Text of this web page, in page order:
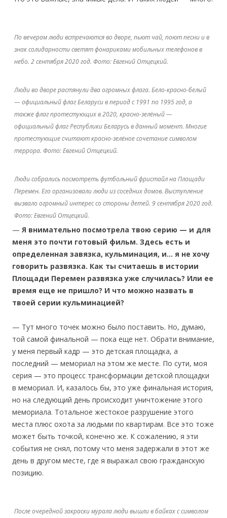
По вечерам люди встречаются во дворе, пьют чай, поют песни и в
знак солидарности светят фонариками мобильных телефонов в
небо. 2 сентября 2020 год. Фото: Евгений Отцецкий.
Люди во дворе растянули два огромных флага. Бело-красно-белый
— официальный флаг Беларуси в период с 1991 по 1995 год, а
также флаг протестующих в 2020, красно-зелёный —
официальный флаг Республики Беларусь в данный момент. Многие
протестующие считают красно-зелёное сочетание символом
террора. Фото: Евгений Отцецкий.
Люди собрались посмотреть футбольный фристайл на Площади
Перемен. Его организовали люди из соседних домов. Выступление
вызвало огромный интерес со стороны детей. 9 сентября 2020 год.
Фото: Евгений Отцецкий.
— Я внимательно посмотрела твою серию — и для
меня это почти готовый фильм. Здесь есть и
определенная завязка, кульминация, и… я не хочу
говорить развязка. Как ты считаешь в истории
Площади Перемен развязка уже случилась? Или ее
время еще не пришло? И что можно назвать в
твоей серии кульминацией?
— Тут много точек можно было поставить. Но, думаю,
той самой финальной — пока еще нет. Обрати внимание,
у меня первый кадр — это детская площадка, а
последний — мемориал на этом же месте. По сути, моя
серия — это процесс трансформации детской площадки
в мемориал. И, казалось бы, это уже финальная история,
но на следующий день происходит уничтожение этого
мемориала. Тотальное жестокое разрушение этого
места плюс охота за людьми по квартирам. Все это тоже
может быть точкой, конечно же. К сожалению, я эти
события не снял, потому что меня задержали в этот же
день в другом месте, где я выражал свою гражданскую
позицию.
После очередной закраски мурала люди вышли в байках с символом